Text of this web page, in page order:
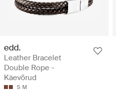
edd.
Leather Bracelet
Double Rope -
Käevõrud
S M